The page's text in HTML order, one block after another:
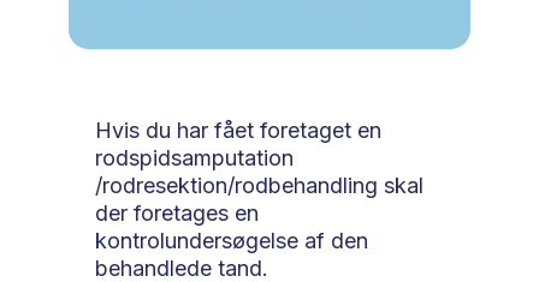
​Hvis du har fået foretaget en
rodspidsamputation
/rodresektion/rodbehandling skal
der foretages en
kontrolundersøgelse af den
behandlede tand.